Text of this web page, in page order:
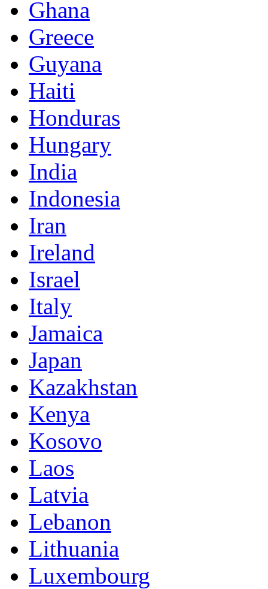
Ghana
Greece
Guyana
Haiti
Honduras
Hungary
India
Indonesia
Iran
Ireland
Israel
Italy
Jamaica
Japan
Kazakhstan
Kenya
Kosovo
Laos
Latvia
Lebanon
Lithuania
Luxembourg